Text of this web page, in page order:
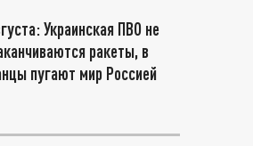
Украинская ПВО не
ракеты, в
пугают мир Россией